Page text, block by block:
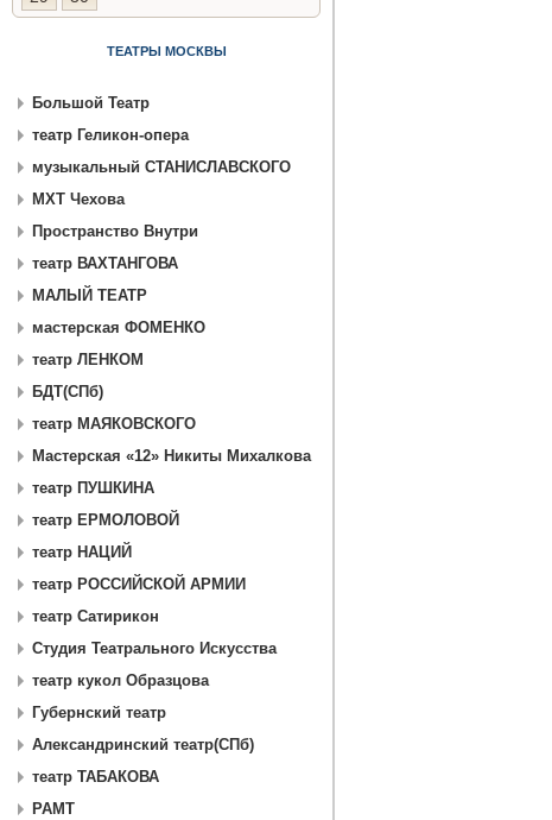
ТЕАТРЫ МОСКВЫ
Большой Театр
театр Геликон-опера
музыкальный СТАНИСЛАВСКОГО
МХТ Чехова
Пространство Внутри
театр ВАХТАНГОВА
МАЛЫЙ ТЕАТР
мастерская ФОМЕНКО
театр ЛЕНКОМ
БДТ(СПб)
театр МАЯКОВСКОГО
Мастерская «12» Никиты Михалкова
театр ПУШКИНА
театр ЕРМОЛОВОЙ
театр НАЦИЙ
театр РОССИЙСКОЙ АРМИИ
театр Сатирикон
Студия Театрального Искусства
театр кукол Образцова
Губернский театр
Александринский театр(СПб)
театр ТАБАКОВА
РАМТ